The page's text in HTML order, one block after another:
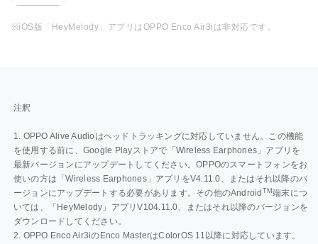
※iOS版「HeyMelody」アプリはOPPO Enco Air3iは非対応です。
注釈
1. OPPO Alive Audioはヘッドトラッキングに対応していません。この機能
を使用する前に、Google Playストアで「Wireless Earphones」アプリを
最新バージョンにアップデートしてください。OPPOのスマートフォンをお
使いの方は「Wireless Earphones」アプリをV4.11.0、またはそれ以降のバ
ージョンにアップデートする必要があります。その他のAndroid TM端末につ
いては、「HeyMelody」アプリV104.11.0、またはそれ以降のバージョンを
ダウンロードしてください。
2. OPPO Enco Air3iのEnco MasterはColorOS 11以降に対応しています。